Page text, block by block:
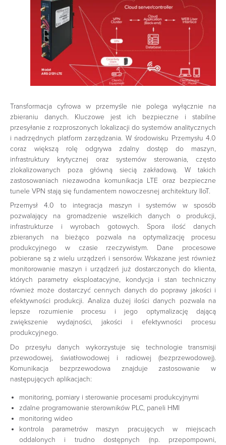
Transformacja cyfrowa w przemyśle nie polega wyłącznie na
zbieraniu danych. Kluczowe jest ich bezpieczne i stabilne
przesyłanie z rozproszonych lokalizacji do systemów analitycznych
i nadrzędnych platform zarządzania. W środowisku Przemysłu 4.0
coraz większą rolę odgrywa zdalny dostęp do maszyn,
infrastruktury krytycznej oraz systemów sterowania, często
zlokalizowanych poza główną siecią zakładową. W takich
zastosowaniach niezawodna komunikacja LTE oraz bezpieczne
tunele VPN stają się fundamentem nowoczesnej architektury IIoT.
Przemysł 4.0 to integracja maszyn i systemów w sposób
pozwalający na gromadzenie wszelkich danych o produkcji,
infrastrukturze i wyrobach gotowych. Spora ilość danych
zbieranych na bieżąco pozwala na optymalizację procesu
produkcyjnego w czasie rzeczywistym. Dane procesowe
pobierane są z wielu urządzeń i sensorów. Wskazane jest również
monitorowanie maszyn i urządzeń już dostarczonych do klienta,
których parametry eksploatacyjne, kondycja i stan techniczny
również może dostarczyć cennych danych do poprawy jakości i
efektywności produkcji. Analiza dużej ilości danych pozwala na
lepsze rozumienie procesu i jego optymalizację dającą
zwiększenie wydajności, jakości i efektywności procesu
produkcyjnego.
Do przesyłu danych wykorzystuje się technologie transmisji
przewodowej, światłowodowej i radiowej (bezprzewodowej).
Komunikacja bezprzewodowa znajduje zastosowanie w
następujących aplikacjach:
monitoring, pomiary i sterowanie procesami produkcyjnymi
zdalne programowanie sterowników PLC, paneli HMI
monitoring wideo
kontrola parametrów maszyn pracujących w miejscach
oddalonych i trudno dostępnych (np. przepompowni,